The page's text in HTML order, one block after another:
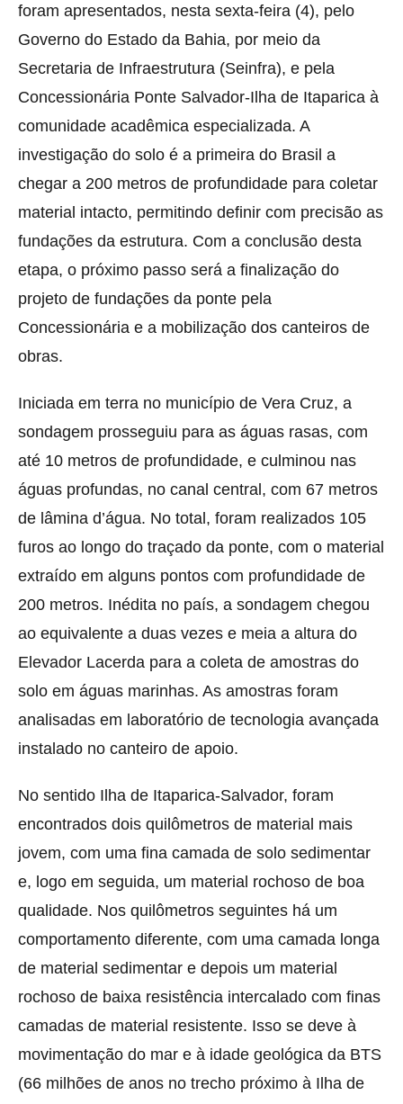
foram apresentados, nesta sexta-feira (4), pelo
Governo do Estado da Bahia, por meio da
Secretaria de Infraestrutura (Seinfra), e pela
Concessionária Ponte Salvador-Ilha de Itaparica à
comunidade acadêmica especializada. A
investigação do solo é a primeira do Brasil a
chegar a 200 metros de profundidade para coletar
material intacto, permitindo definir com precisão as
fundações da estrutura. Com a conclusão desta
etapa, o próximo passo será a finalização do
projeto de fundações da ponte pela
Concessionária e a mobilização dos canteiros de
obras.
Iniciada em terra no município de Vera Cruz, a
sondagem prosseguiu para as águas rasas, com
até 10 metros de profundidade, e culminou nas
águas profundas, no canal central, com 67 metros
de lâmina d’água. No total, foram realizados 105
furos ao longo do traçado da ponte, com o material
extraído em alguns pontos com profundidade de
200 metros. Inédita no país, a sondagem chegou
ao equivalente a duas vezes e meia a altura do
Elevador Lacerda para a coleta de amostras do
solo em águas marinhas. As amostras foram
analisadas em laboratório de tecnologia avançada
instalado no canteiro de apoio.
No sentido Ilha de Itaparica-Salvador, foram
encontrados dois quilômetros de material mais
jovem, com uma fina camada de solo sedimentar
e, logo em seguida, um material rochoso de boa
qualidade. Nos quilômetros seguintes há um
comportamento diferente, com uma camada longa
de material sedimentar e depois um material
rochoso de baixa resistência intercalado com finas
camadas de material resistente. Isso se deve à
movimentação do mar e à idade geológica da BTS
(66 milhões de anos no trecho próximo à Ilha de